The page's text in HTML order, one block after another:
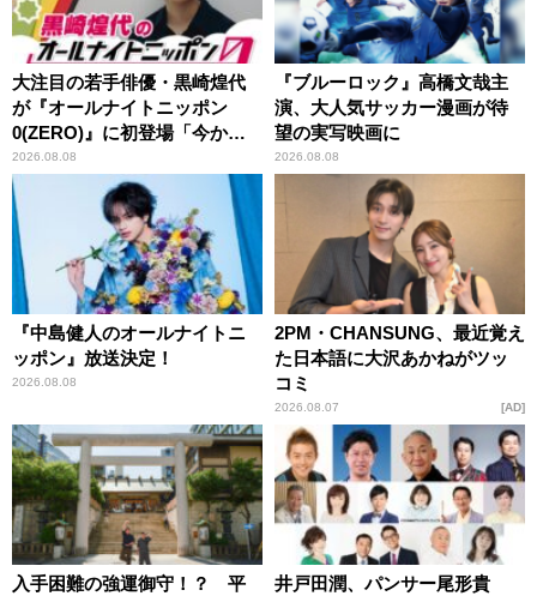
大注目の若手俳優・黒崎煌代
が『オールナイトニッポン
0(ZERO)』に初登場「今から
とてもワクワクしておりま
す！」
2026.08.08
『ブルーロック』高橋文哉主
演、大人気サッカー漫画が待
望の実写映画に
2026.08.08
『中島健人のオールナイトニ
ッポン』放送決定！
2026.08.08
2PM・CHANSUNG、最近覚え
た日本語に大沢あかねがツッ
コミ
2026.08.07 AD
入手困難の強運御守！？ 平
井戸田潤、パンサー尾形貴